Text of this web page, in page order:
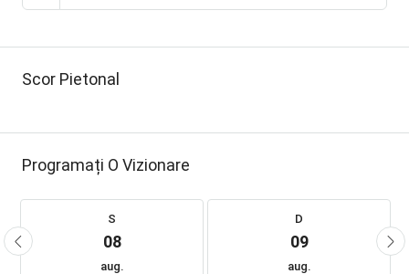
Scor Pietonal
Programați O Vizionare
S
08
aug.
D
09
aug.